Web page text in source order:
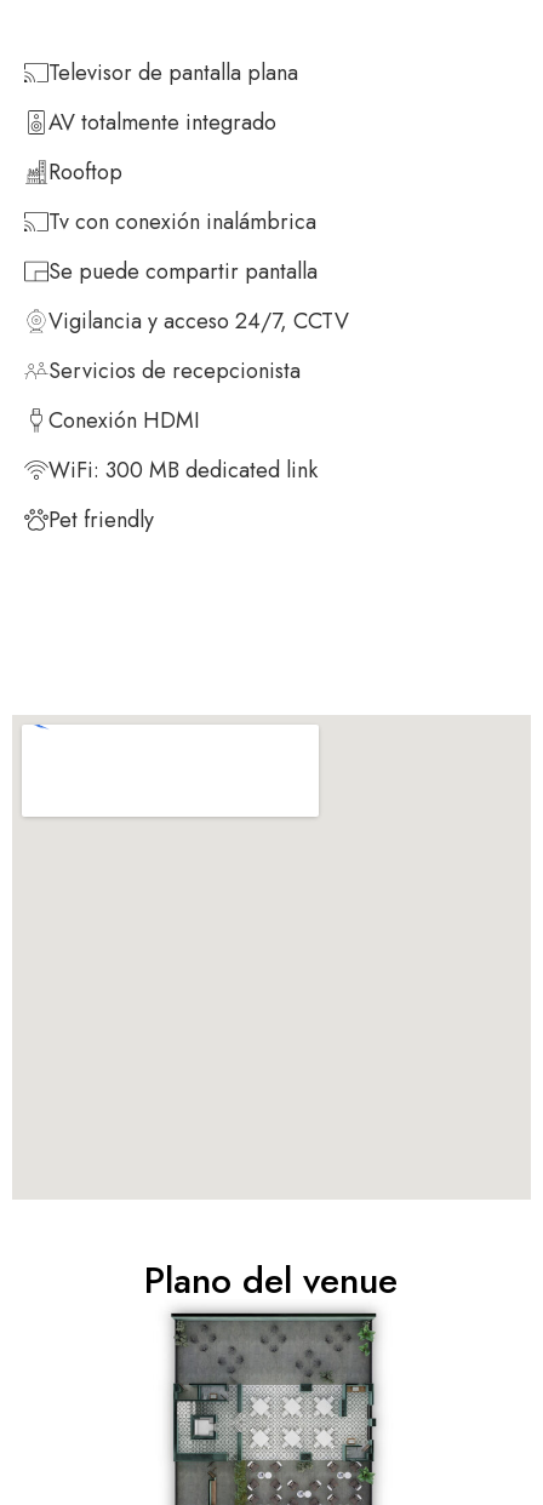
Televisor de pantalla plana
AV totalmente integrado
Rooftop
Tv con conexión inalámbrica
Se puede compartir pantalla
Vigilancia y acceso 24/7, CCTV
Servicios de recepcionista
Conexión HDMI
WiFi: 300 MB dedicated link
Pet friendly
Plano del venue